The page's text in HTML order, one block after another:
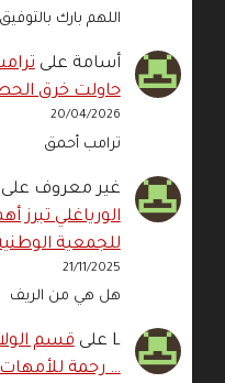
اللهم بارك
أسامة على
حاولت خرق
20/04/2026
ترامب أحمق
غير معروف
الورياغلي تبرز
للجمعية
21/11/2025
هل هي من الريف
L علىقسم
… رحمة